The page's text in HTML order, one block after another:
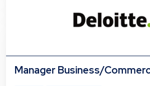
Manager Business/